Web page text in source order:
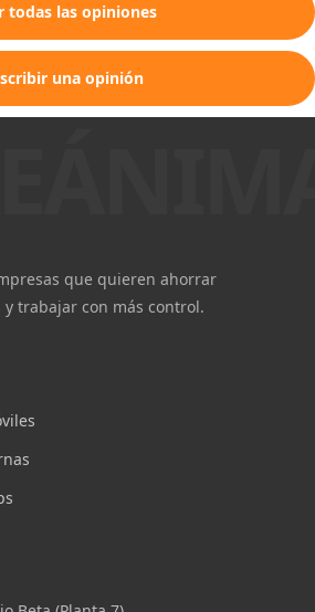
todas las opiniones
una opinión
que quieren ahorrar
trabajar con más control.